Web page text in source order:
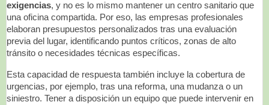
exigencias, y no es lo mismo mantener un centro sanitario que
una oficina compartida. Por eso, las empresas profesionales
elaboran presupuestos personalizados tras una evaluación
previa del lugar, identificando puntos críticos, zonas de alto
tránsito o necesidades técnicas específicas.
Esta capacidad de respuesta también incluye la cobertura de
urgencias, por ejemplo, tras una reforma, una mudanza o un
siniestro. Tener a disposición un equipo que puede intervenir en